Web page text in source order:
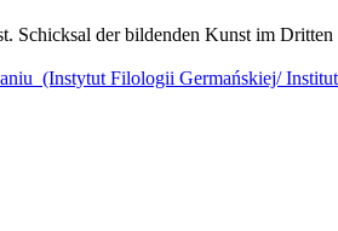
Schicksal der bildenden Kunst im Dritten
(Instytut Filologii Germańskiej/